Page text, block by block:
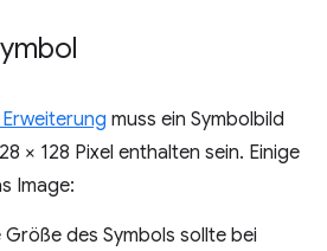
muss ein Symbolbild
× 128 Pixel enthalten sein. Einige
Image:
des Symbols sollte bei